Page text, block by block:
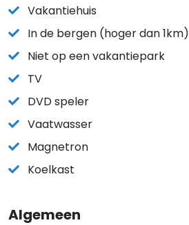
Vakantiehuis
In de bergen (hoger dan 1km)
Niet op een vakantiepark
TV
DVD speler
Vaatwasser
Magnetron
Koelkast
Algemeen